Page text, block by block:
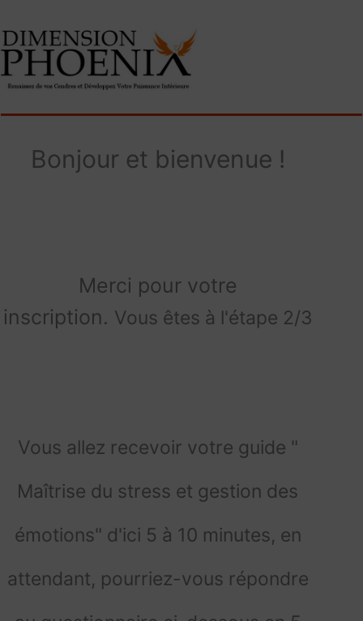
Bonjour et bienvenue !
Merci pour votre
inscription. Vous êtes à l'étape 2/3
Vous allez recevoir votre guide "
Maîtrise du stress et gestion des
émotions" d'ici 5 à 10 minutes, en
attendant, pourriez-vous répondre